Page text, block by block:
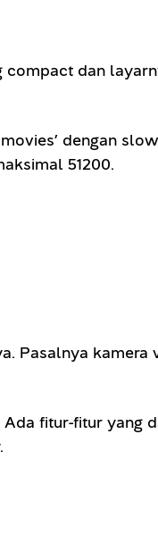
compact dan
dengan
51200.
Pasalnya kamera
fitur-fitur yang